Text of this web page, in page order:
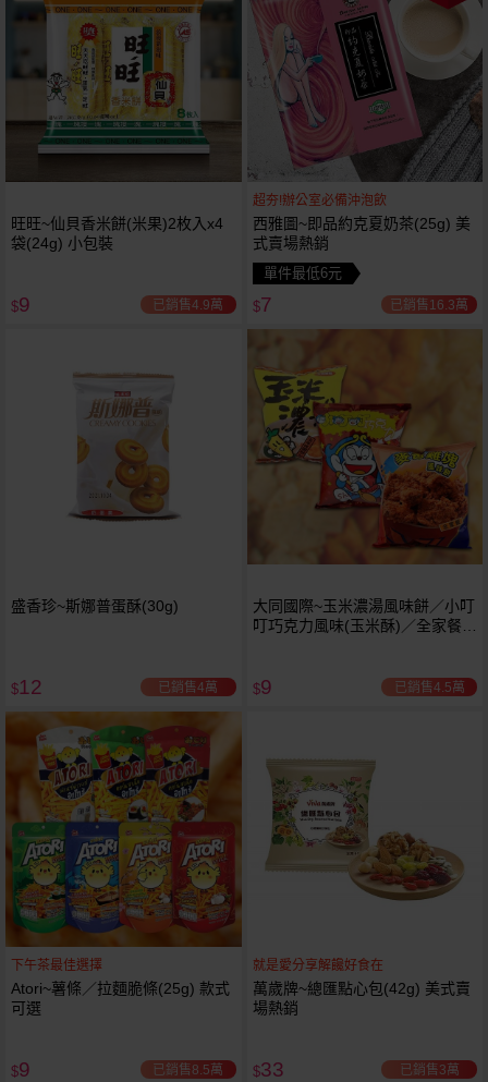
旺旺~仙貝香米餅(米果)2枚入x4
袋(24g) 小包裝
$9 已銷售4.9萬
超夯!辦公室必備沖泡飲
西雅圖~即品約克夏奶茶(25g) 美
式賣場熱銷
單件最低6元
$7 已銷售16.3萬
盛香珍~斯娜普蛋酥(30g)
$12 已銷售4萬
大同國際~玉米濃湯風味餅／小叮
叮巧克力風味(玉米酥)／全家餐麥
$9 已銷售4.5萬
下午茶最佳選擇
Atori~薯條／拉麵脆條(25g) 款式
可選
$9 已銷售8.5萬
就是愛分享解饞好食在
萬歲牌~總匯點心包(42g) 美式賣
場熱銷
$33 已銷售3萬